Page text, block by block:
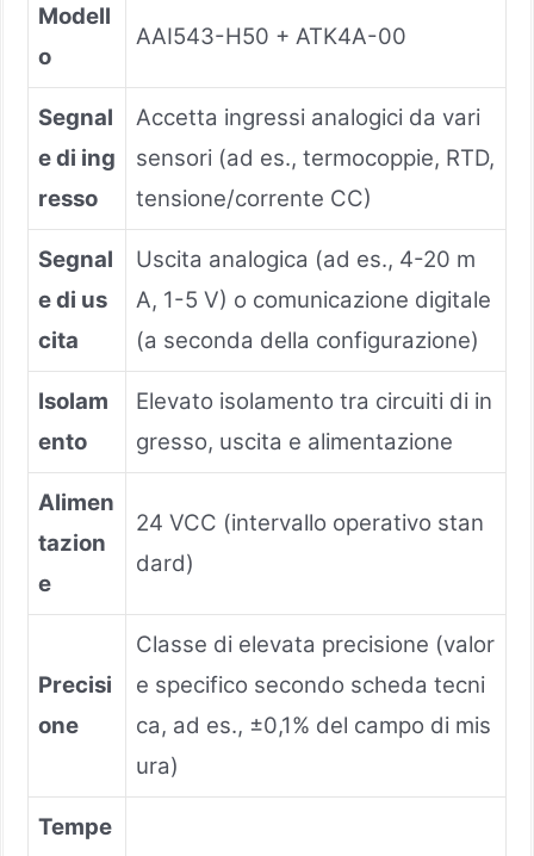
Modell
o
AAI543-H50 + ATK4A-00
Segnal
e di ing
resso
Accetta ingressi analogici da vari
sensori (ad es., termocoppie, RTD,
tensione/corrente CC)
Segnal
e di us
cita
Uscita analogica (ad es., 4-20 m
A, 1-5 V) o comunicazione digitale
(a seconda della configurazione)
Isolam
ento
Elevato isolamento tra circuiti di in
gresso, uscita e alimentazione
Alimen
tazion
e
24 VCC (intervallo operativo stan
dard)
Precisi
one
Classe di elevata precisione (valor
e specifico secondo scheda tecni
ca, ad es., ±0,1% del campo di mis
ura)
Tempe